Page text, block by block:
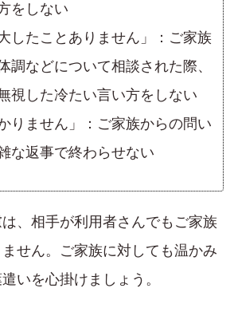
をしない
したことありません」：ご家族
調などについて相談された際、
視した冷たい言い方をしない
りません」：ご家族からの問い
な返事で終わらせない
、相手が利用者さんでもご家族
せん。ご家族に対しても温かみ
いを心掛けましょう。